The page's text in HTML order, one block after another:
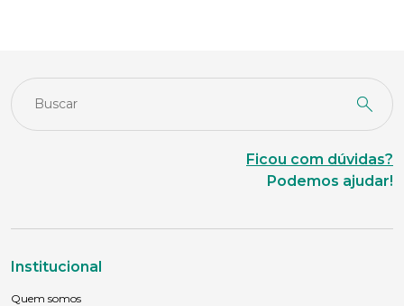
Ficou com dúvidas?
Podemos ajudar!
Institucional
Quem somos
Escolaridade